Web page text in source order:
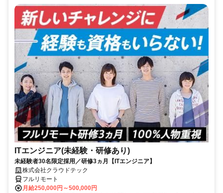
ITエンジニア(未経験・研修あり)
未経験者30名限定採用／研修3ヵ月【ITエンジニア】
株式会社クラウドテック
フルリモート
月給250,000円～500,000円